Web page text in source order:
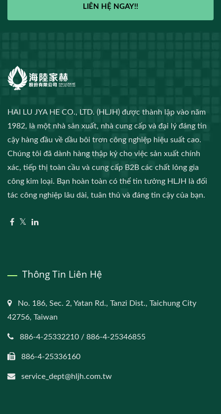
LIÊN HỆ NGAY!!
HAI LU JYA HE CO., LTD. (HLJH) được thành lập vào năm
1982, là một nhà sản xuất, nhà cung cấp và đại lý đáng tin
cậy hàng đầu về dầu bôi trơn công nghiệp hiệu suất cao.
Chúng tôi đã dành hàng thập kỷ cho việc sản xuất chính
xác, tiếp thị toàn cầu và cung cấp B2B các chất lỏng gia
công kim loại. Bạn hoàn toàn có thể tin tưởng HLJH là đối
tác công nghiệp lâu dài, tuân thủ và đáng tin cậy của bạn.
Thông Tin Liên Hệ
No. 186, Sec. 2, Yatan Rd., Tanzi Dist., Taichung City
42756, Taiwan
886-4-25332210 / 886-4-25346855
886-4-25336160
service_dept@hljh.com.tw